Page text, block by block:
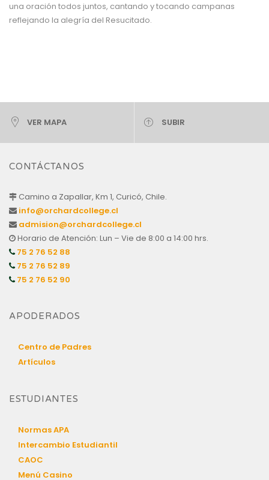
una oración todos juntos, cantando y tocando campanas
reflejando la alegría del Resucitado.
VER MAPA SUBIR
CONTÁCTANOS
Camino a Zapallar, Km 1, Curicó, Chile.
info@orchardcollege.cl
admision@orchardcollege.cl
Horario de Atención: Lun – Vie de 8:00 a 14:00 hrs.
75 2 76 52 88
75 2 76 52 89
75 2 76 52 90
APODERADOS
Centro de Padres
Artículos
ESTUDIANTES
Normas APA
Intercambio Estudiantil
CAOC
Menú Casino